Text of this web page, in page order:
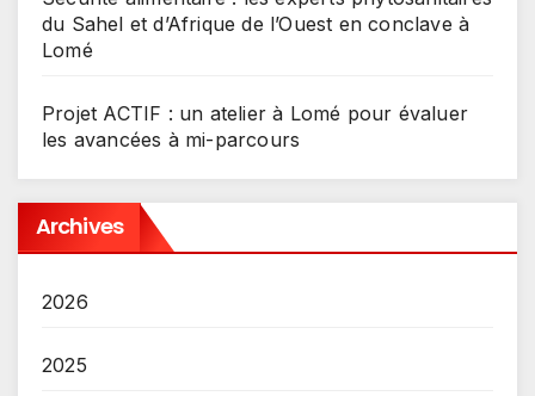
du Sahel et d’Afrique de l’Ouest en conclave à
Lomé
Projet ACTIF : un atelier à Lomé pour évaluer
les avancées à mi-parcours
Archives
2026
2025